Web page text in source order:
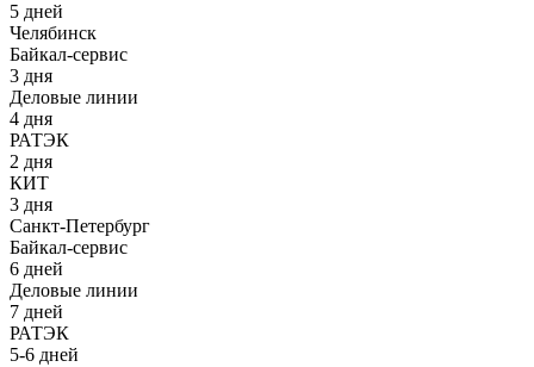
5 дней
Челябинск
Байкал-сервис
3 дня
Деловые линии
4 дня
РАТЭК
2 дня
КИТ
3 дня
Санкт-Петербург
Байкал-сервис
6 дней
Деловые линии
7 дней
РАТЭК
5-6 дней